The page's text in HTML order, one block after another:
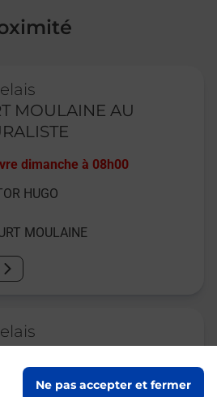
Ne pas accepter et fermer
MOULAINE AU
dimanche à 08h00
HUGO
MOULAINE
CARREFOUR